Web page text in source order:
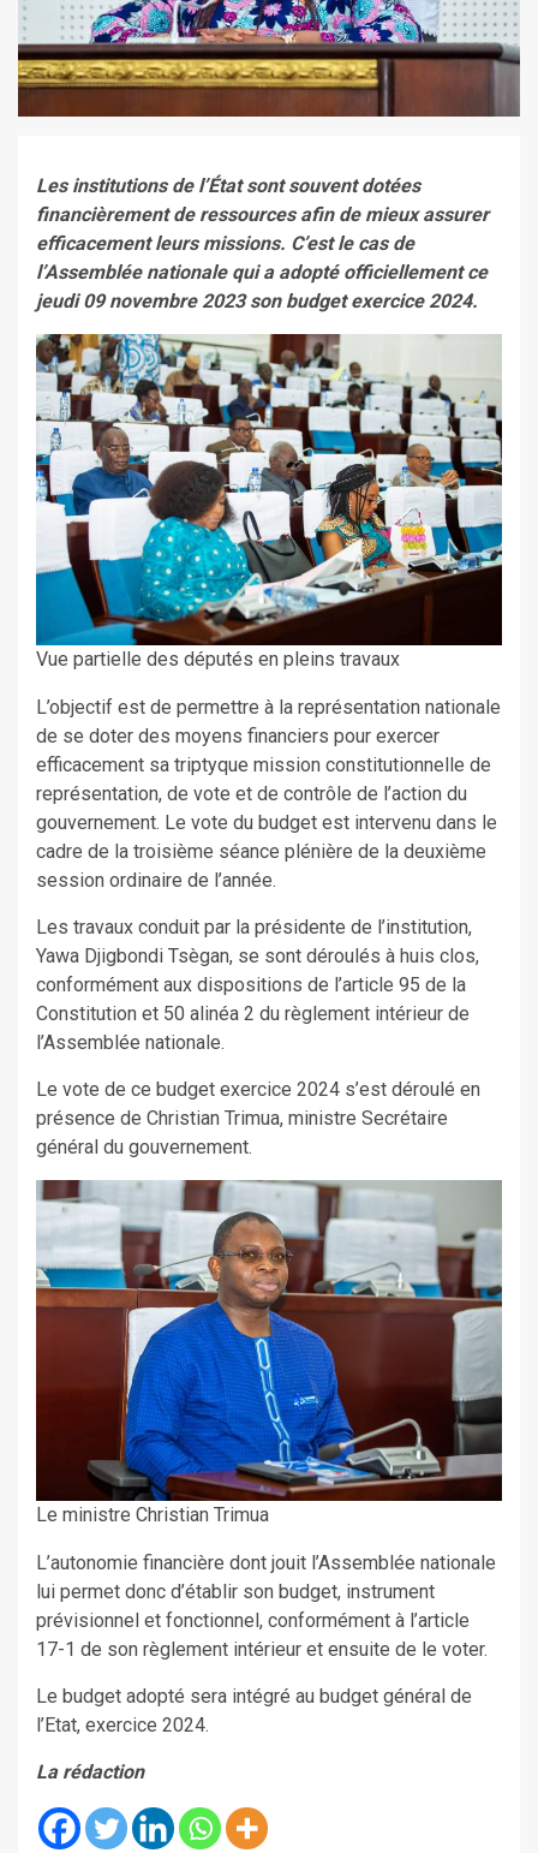
Les institutions de l’État sont souvent dotées
financièrement de ressources afin de mieux assurer
efficacement leurs missions. C’est le cas de
l’Assemblée nationalequi a adopté officiellement ce
jeudi 09 novembre 2023 son budget exercice 2024.
Vue partielle des députés en pleins travaux
L’objectif est de permettre à la représentation nationale
de se doter des moyens financiers pour exercer
efficacement sa triptyque mission constitutionnelle de
représentation, de vote et de contrôle de l’action du
gouvernement. Le vote du budget est intervenu dans le
cadre de la troisième séance plénière de la deuxième
session ordinaire de l’année.
Les travaux conduit par la présidente de l’institution,
Yawa Djigbondi Tsègan, se sont déroulés à huis clos,
conformément aux dispositions de l’article 95 de la
Constitution et 50 alinéa 2 du règlement intérieur de
l’Assemblée nationale.
Le vote de ce budget exercice 2024 s’est déroulé en
présence de Christian Trimua, ministre Secrétaire
général du gouvernement.
Le ministre Christian Trimua
L’autonomie financière dont jouit l’Assemblée nationale
lui permet donc d’établir son budget, instrument
prévisionnel et fonctionnel, conformément à l’article
17-1 de son règlement intérieur et ensuite de le voter.
Le budget adopté sera intégré au budget général de
l’Etat, exercice 2024.
La rédaction